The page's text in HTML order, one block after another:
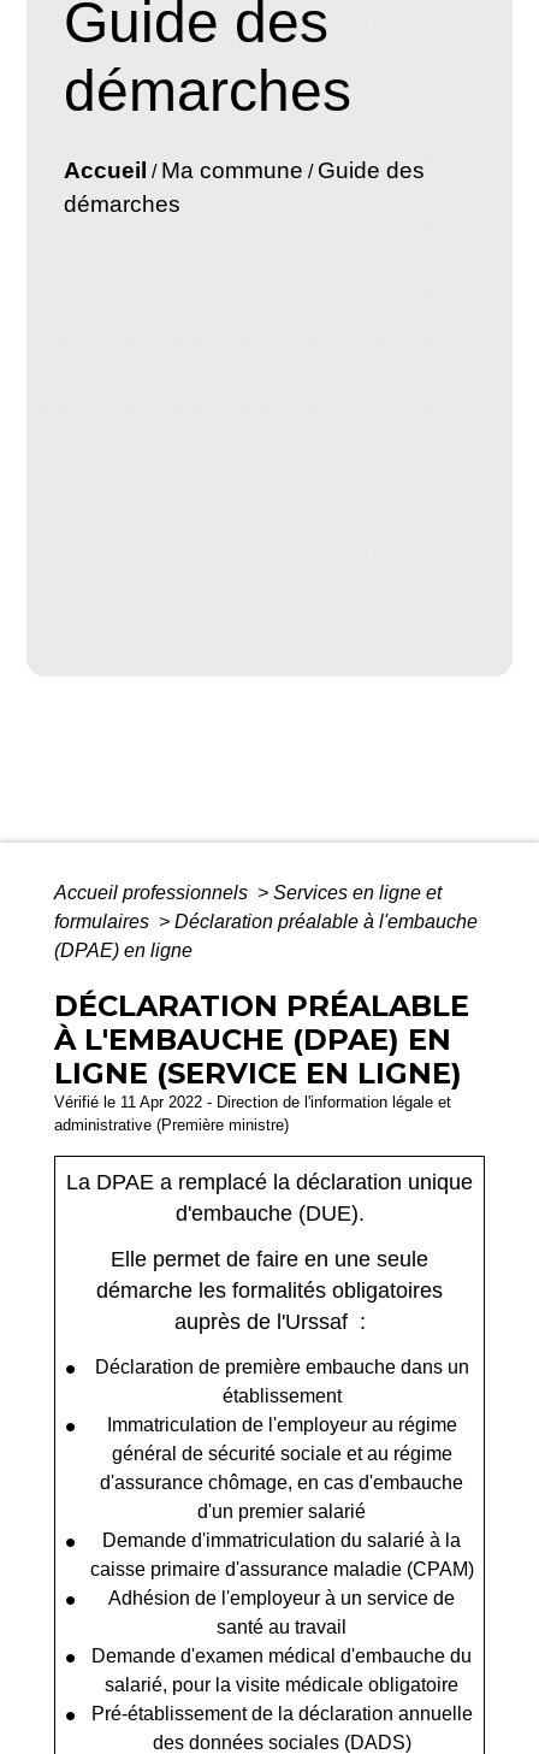
Guide des
démarches
Accueil / Ma commune / Guide des
démarches
Accueil professionnels > Services en ligne et
formulaires > Déclaration préalable à l'embauche
(DPAE) en ligne
DÉCLARATION PRÉALABLE
À L'EMBAUCHE (DPAE) EN
LIGNE (SERVICE EN LIGNE)
Vérifié le 11 Apr 2022 - Direction de l'information légale et
administrative (Première ministre)
La DPAE a remplacé la déclaration unique
d'embauche (DUE).
Elle permet de faire en une seule
démarche les formalités obligatoires
auprès de l'Urssaf :
Déclaration de première embauche dans un
établissement
Immatriculation de l'employeur au régime
général de sécurité sociale et au régime
d'assurance chômage, en cas d'embauche
d'un premier salarié
Demande d'immatriculation du salarié à la
caisse primaire d'assurance maladie (CPAM)
Adhésion de l'employeur à un service de
santé au travail
Demande d'examen médical d'embauche du
salarié, pour la visite médicale obligatoire
Pré-établissement de la déclaration annuelle
des données sociales (DADS)